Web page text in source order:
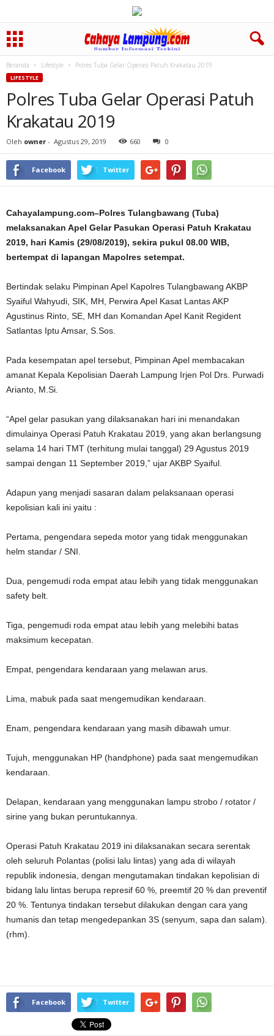
Beranda Lifestyle Polres Tuba Gelar Operasi Patuh Krakatau 2019
LIFESTYLE
Polres Tuba Gelar Operasi Patuh
Krakatau 2019
Oleh owner - Agustus 29, 2019 660 0
Facebook Twitter
Cahayalampung.com–Polres Tulangbawang (Tuba)
melaksanakan Apel Gelar Pasukan Operasi Patuh Krakatau
2019, hari Kamis (29/08/2019), sekira pukul 08.00 WIB,
bertempat di lapangan Mapolres setempat.
Bertindak selaku Pimpinan Apel Kapolres Tulangbawang AKBP
Syaiful Wahyudi, SIK, MH, Perwira Apel Kasat Lantas AKP
Agustinus Rinto, SE, MH dan Komandan Apel Kanit Regident
Satlantas Iptu Amsar, S.Sos.
Pada kesempatan apel tersebut, Pimpinan Apel membacakan
amanat Kepala Kepolisian Daerah Lampung Irjen Pol Drs. Purwadi
Arianto, M.Si.
“Apel gelar pasukan yang dilaksanakan hari ini menandakan
dimulainya Operasi Patuh Krakatau 2019, yang akan berlangsung
selama 14 hari TMT (terhitung mulai tanggal) 29 Agustus 2019
sampai dengan 11 September 2019,” ujar AKBP Syaiful.
Adapun yang menjadi sasaran dalam pelaksanaan operasi
kepolisian kali ini yaitu :
Pertama, pengendara sepeda motor yang tidak menggunakan
helm standar / SNI.
Dua, pengemudi roda empat atau lebih yang tidak menggunakan
safety belt.
Tiga, pengemudi roda empat atau lebih yang melebihi batas
maksimum kecepatan.
Empat, pengendara kendaraan yang melawan arus.
Lima, mabuk pada saat mengemudikan kendaraan.
Enam, pengendara kendaraan yang masih dibawah umur.
Tujuh, menggunakan HP (handphone) pada saat mengemudikan
kendaraan.
Delapan, kendaraan yang menggunakan lampu strobo / rotator /
sirine yang bukan peruntukannya.
Operasi Patuh Krakatau 2019 ini dilaksanakan secara serentak
oleh seluruh Polantas (polisi lalu lintas) yang ada di wilayah
republik indonesia, dengan mengutamakan tindakan kepolisian di
bidang lalu lintas berupa represif 60 %, preemtif 20 % dan preventif
20 %. Tentunya tindakan tersebut dilakukan dengan cara yang
humanis dan tetap mengedepankan 3S (senyum, sapa dan salam).
(rhm).
Facebook Twitter